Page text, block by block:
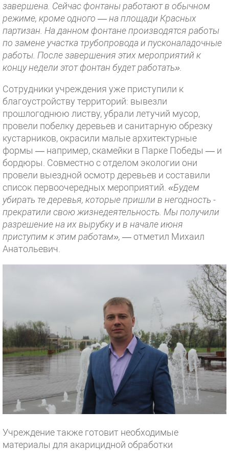
завершена. Сейчас фонтаны работают в обычном
режиме, кроме одного — на площади Красных
партизан. На данном фонтане производятся работы
по замене участка трубопровода и пусконаладочные
работы. После завершения этих мероприятий к
концу недели этот фонтан будет работать».
Сотрудники учреждения уже приступили к
благоустройству территорий: вывезли
прошлогоднюю листву, убрали летучий мусор,
провели побелку деревьев и санитарную обрезку
кустарников, окрасили малые архитектурные
формы — например, скамейки в Парке Победы — и
бордюры. Совместно с отделом экологии они
провели выездной осмотр деревьев и составили
список первоочередных мероприятий. «Будем
убирать те деревья, которые пришли в негодность -
прекратили свою жизнедеятельность. Мы получили
разрешение на их вырубку и в начале июня
приступим к этим работам», — отметил Михаил
Анатольевич.
Учреждение также готовит необходимые
материалы для акарицидной обработки